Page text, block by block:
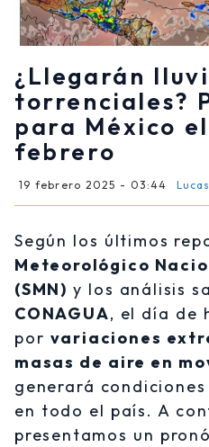
¿Llegarán
torrenciales?
para México el
febrero
19 febrero 2025 - 03:44
Según los últimos
Meteorológico
(SMN) y los análisis
CONAGUA, el día de
por variaciones
masas de aire en
generará
en todo el país. A
presentamos un